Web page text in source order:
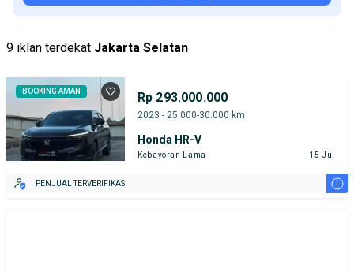
Bursa BEZ Paramount Serpong
Bursa Mobil Bekas Giant (BMB)
Toyota Yaris Honda Hyundai
Suzuki Toyota
Harga
9 iklan terdekat Jakarta Selatan
BOOKING AMAN Rp 293.000.000
2023 - 25.000-30.000 km
Honda HR-V
Kebayoran Lama 15 Jul
PENJUAL TERVERIFIKASI i